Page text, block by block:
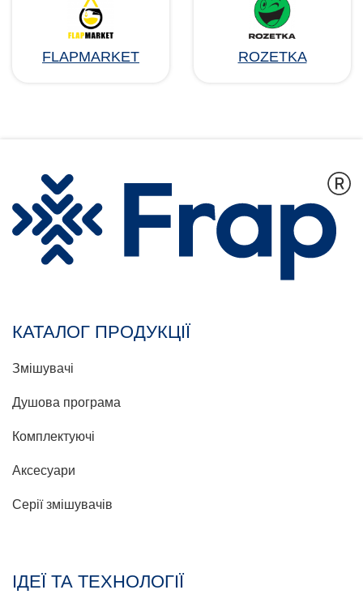
FLAPMARKET ROZETKA
КАТАЛОГ ПРОДУКЦІЇ
Змішувачі
Душова програма
Комплектуючі
Аксесуари
Серії змішувачів
ІДЕЇ ТА ТЕХНОЛОГІЇ